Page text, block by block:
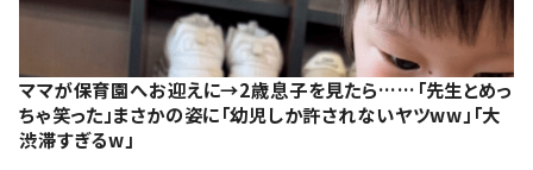
ママが保育園へお迎えに→2歳息子を見たら……「先生とめっ
ちゃ笑った」まさかの姿に「幼児しか許されないヤツww」「大
渋滞すぎるw」